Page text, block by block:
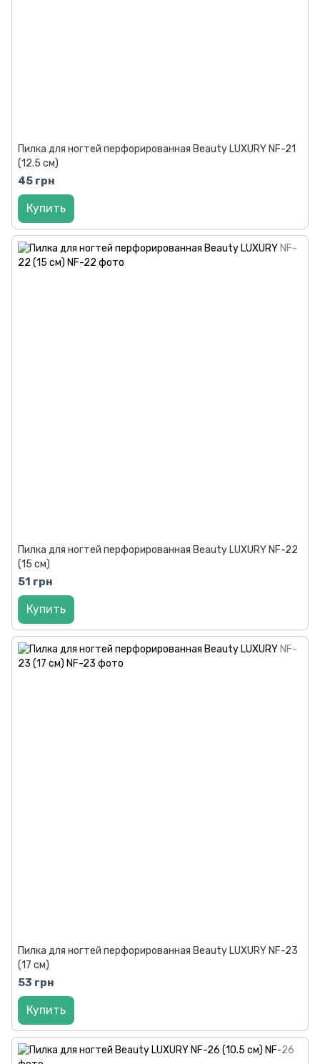
Пилка для ногтей перфорированная Beauty LUXURY NF-21
(12.5 см)
45 грн
Купить
Пилка для ногтей перфорированная Beauty LUXURY NF-22
(15 см)
51 грн
Купить
Пилка для ногтей перфорированная Beauty LUXURY NF-23
(17 см)
53 грн
Купить